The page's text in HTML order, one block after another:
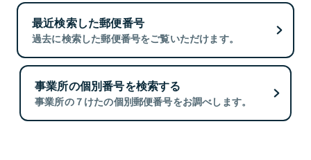
最近検索した郵便番号
過去に検索した郵便番号をご覧いただけます。
事業所の個別番号を検索する
事業所の７けたの個別郵便番号をお調べします。